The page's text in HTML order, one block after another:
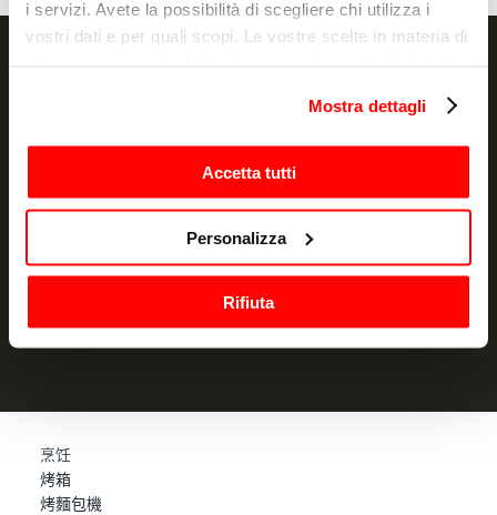
i servizi. Avete la possibilità di scegliere chi utilizza i
vostri dati e per quali scopi. Le vostre scelte in materia di
modificare o revocare il proprio consenso in qualsiasi
momento dalla Dichiarazione sui cookie o facendo clic
sull'icona di attivazione della privacy.
raccogliere informazioni sulla tua posizione
geografica, con un'approssimazione di qualche
Identificare il tuo dispositivo, scansionandolo
Approfondisci come vengono elaborati i tuoi dati personali
e imposta le tue preferenze nella
modificare o ritirare il tuo consenso in qualsiasi momento
dalla Dichiarazione sui cookie.
Mostra dettagli
Accetta tutti
Personalizza
Rifiuta
NEWSLETTER
Promotions and news, directly in your email
我声明我已阅读过信息通知并授权处理我的个人数据以用于营销
烹饪
烤箱
烤麵包機